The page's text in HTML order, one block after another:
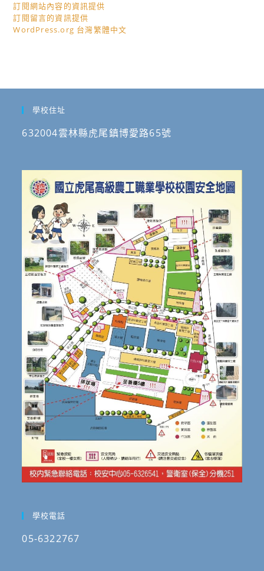
訂閱網站內容的資訊提供
訂閱留言的資訊提供
WordPress.org 台灣繁體中文
學校住址
632004雲林縣虎尾鎮博愛路65號
學校電話
05-6322767